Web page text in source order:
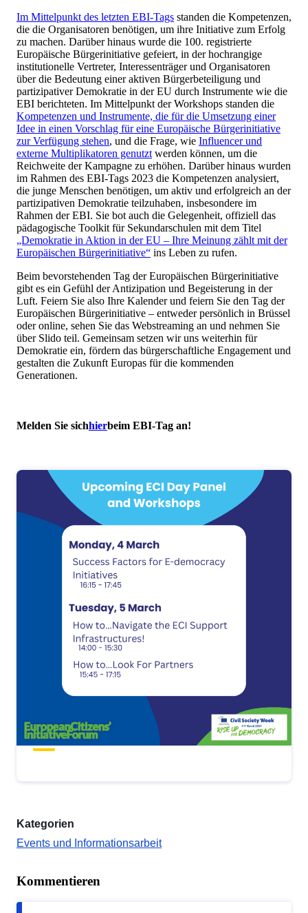
Im Mittelpunkt des letzten EBI-Tags standen die Kompetenzen,
die die Organisatoren benötigen, um ihre Initiative zum Erfolg
zu machen. Darüber hinaus wurde die 100. registrierte
Europäische Bürgerinitiative gefeiert, in der hochrangige
institutionelle Vertreter, Interessenträger und Organisatoren
über die Bedeutung einer aktiven Bürgerbeteiligung und
partizipativer Demokratie in der EU durch Instrumente wie die
EBI berichteten. Im Mittelpunkt der Workshops standen die
Kompetenzen und Instrumente, die für die Umsetzung einer
Idee in einen Vorschlag für eine Europäische Bürgerinitiative
zur Verfügung stehen, und die Frage, wie Influencer und
externe Multiplikatoren genutzt werden können, um die
Reichweite der Kampagne zu erhöhen. Darüber hinaus wurden
im Rahmen des EBI-Tags 2023 die Kompetenzen analysiert,
die junge Menschen benötigen, um aktiv und erfolgreich an der
partizipativen Demokratie teilzuhaben, insbesondere im
Rahmen der EBI. Sie bot auch die Gelegenheit, offiziell das
pädagogische Toolkit für Sekundarschulen mit dem Titel
„Demokratie in Aktion in der EU – Ihre Meinung zählt mit der
Europäischen Bürgerinitiative“ ins Leben zu rufen.
Beim bevorstehenden Tag der Europäischen Bürgerinitiative
gibt es ein Gefühl der Antizipation und Begeisterung in der
Luft. Feiern Sie also Ihre Kalender und feiern Sie den Tag der
Europäischen Bürgerinitiative – entweder persönlich in Brüssel
oder online, sehen Sie das Webstreaming an und nehmen Sie
über Slido teil. Gemeinsam setzen wir uns weiterhin für
Demokratie ein, fördern das bürgerschaftliche Engagement und
gestalten die Zukunft Europas für die kommenden
Generationen.
Melden Sie sichhierbeim EBI-Tag an!
Kategorien
Events und Informationsarbeit
Kommentieren